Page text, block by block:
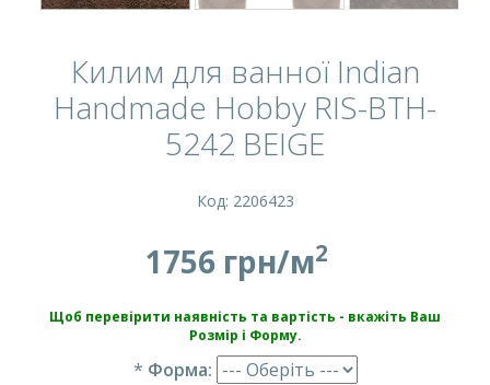
Килим для ванної Indian
Handmade Hobby RIS-BTH-
5242 BEIGE
Код: 2206423
1756 грн/м2
Щоб перевірити наявність та вартість - вкажіть Ваш
Розмір і Форму.
* Форма: